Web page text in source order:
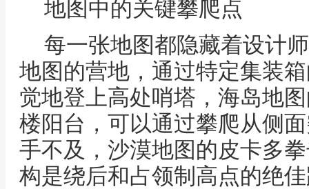
地图中的关键攀爬点
每一张地图都隐藏着设计
地图的营地，通过特定集装
觉地登上高处哨塔，海岛地
楼阳台，可以通过攀爬从侧
手不及，沙漠地图的皮卡多
构是绕后和占领制高点的绝